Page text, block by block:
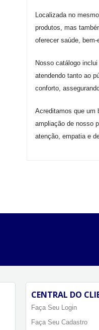
Localizada no
produtos, mas
oferecer saúde,
Nosso catálogo
atendendo tanto ao
conforto,
Acreditamos que um
ampliação de nosso
atenção, empatia e
CENTRAL DO
Faça Seu Login
Faça Seu Cadastro